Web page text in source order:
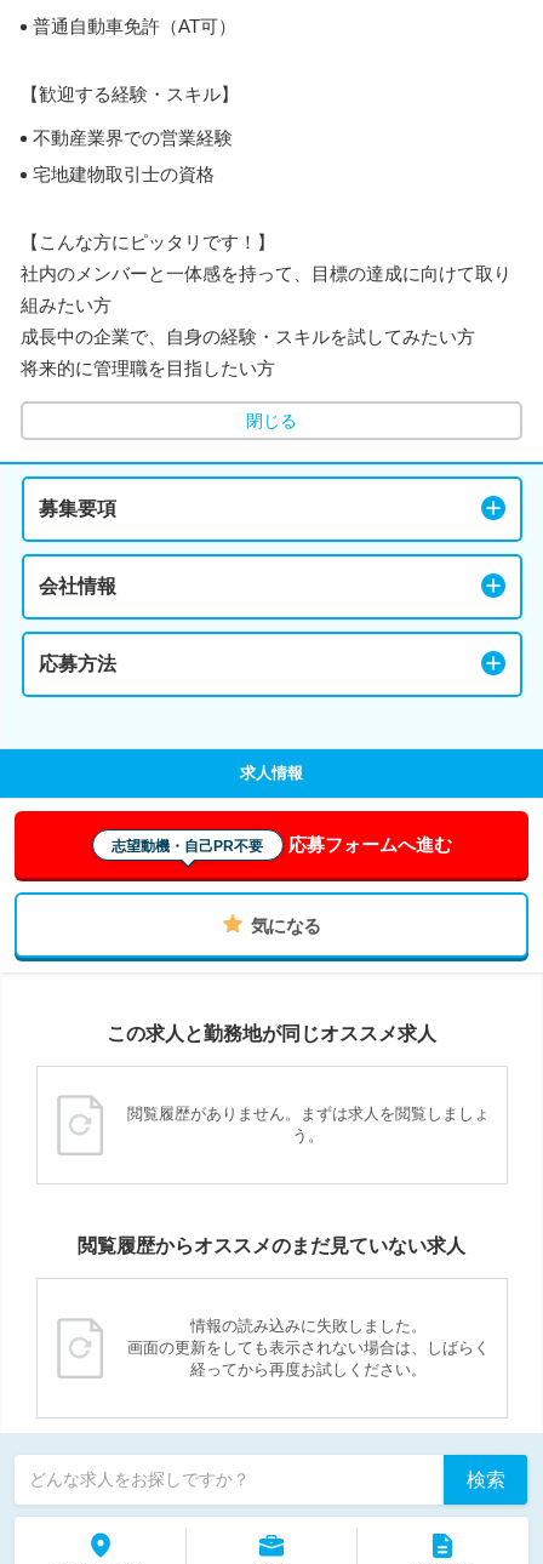
普通自動車免許（AT可）
【歓迎する経験・スキル】
不動産業界での営業経験
宅地建物取引士の資格
【こんな方にピッタリです！】
社内のメンバーと一体感を持って、目標の達成に向けて取り
組みたい方
成長中の企業で、自身の経験・スキルを試してみたい方
将来的に管理職を目指したい方
閉じる
募集要項
会社情報
応募方法
求人情報
志望動機・自己PR不要 応募フォームへ進む
気になる
この求人と勤務地が同じオススメ求人
閲覧履歴がありません。まずは求人を閲覧しましょ
う。
閲覧履歴からオススメのまだ見ていない求人
情報の読み込みに失敗しました。
画面の更新をしても表示されない場合は、しばらく
経ってから再度お試しください。
どんな求人をお探しですか？ 検索